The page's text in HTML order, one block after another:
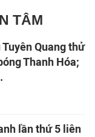
TÂM
Quang thử
Thanh Hóa;
lần thứ 5 liên